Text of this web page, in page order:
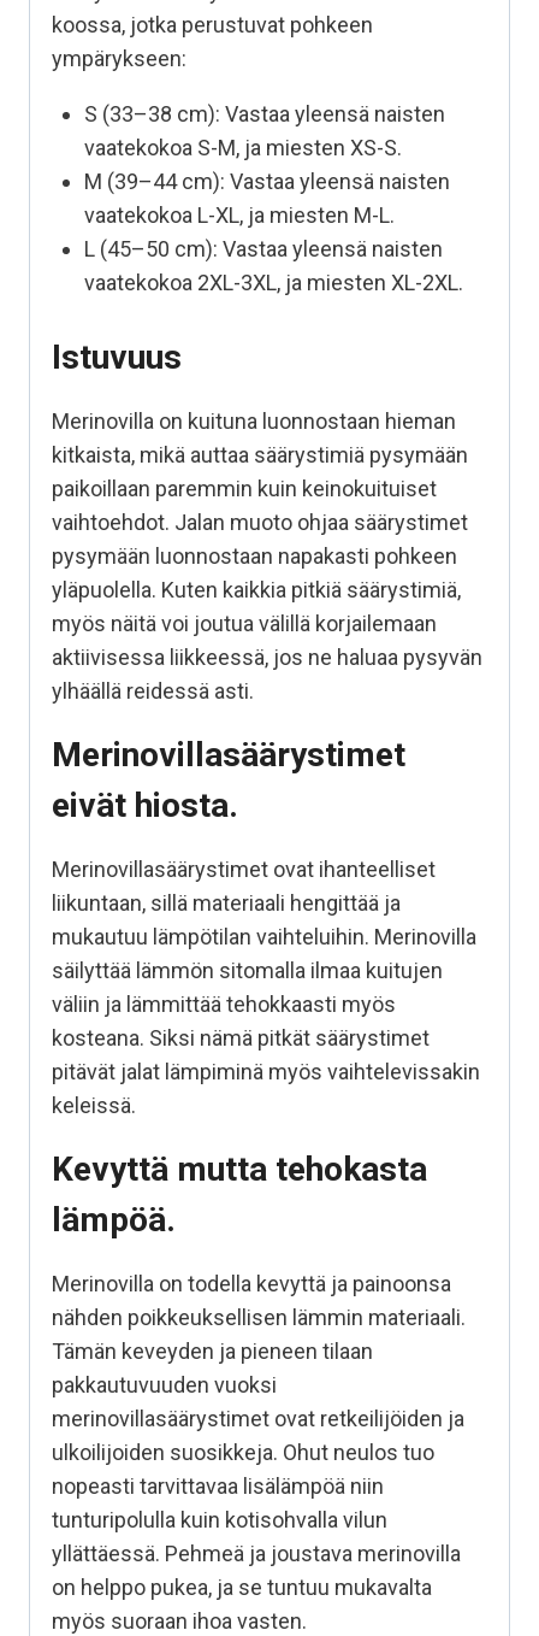
koossa, jotka perustuvat pohkeen
ympärykseen:
S (33–38 cm): Vastaa yleensä naisten
vaatekokoa S-M, ja miesten XS-S.
M (39–44 cm): Vastaa yleensä naisten
vaatekokoa L-XL, ja miesten M-L.
L (45–50 cm): Vastaa yleensä naisten
vaatekokoa 2XL-3XL, ja miesten XL-2XL.
Istuvuus
Merinovilla on kuituna luonnostaan hieman
kitkaista, mikä auttaa säärystimiä pysymään
paikoillaan paremmin kuin keinokuituiset
vaihtoehdot. Jalan muoto ohjaa säärystimet
pysymään luonnostaan napakasti pohkeen
yläpuolella. Kuten kaikkia pitkiä säärystimiä,
myös näitä voi joutua välillä korjailemaan
aktiivisessa liikkeessä, jos ne haluaa pysyvän
ylhäällä reidessä asti.
Merinovillasäärystimet
eivät hiosta.
Merinovillasäärystimet ovat ihanteelliset
liikuntaan, sillä materiaali hengittää ja
mukautuu lämpötilan vaihteluihin. Merinovilla
säilyttää lämmön sitomalla ilmaa kuitujen
väliin ja lämmittää tehokkaasti myös
kosteana. Siksi nämä pitkät säärystimet
pitävät jalat lämpiminä myös vaihtelevissakin
keleissä.
Kevyttä mutta tehokasta
lämpöä.
Merinovilla on todella kevyttä ja painoonsa
nähden poikkeuksellisen lämmin materiaali.
Tämän keveyden ja pieneen tilaan
pakkautuvuuden vuoksi
merinovillasäärystimet ovat retkeilijöiden ja
ulkoilijoiden suosikkeja. Ohut neulos tuo
nopeasti tarvittavaa lisälämpöä niin
tunturipolulla kuin kotisohvalla vilun
yllättäessä. Pehmeä ja joustava merinovilla
on helppo pukea, ja se tuntuu mukavalta
myös suoraan ihoa vasten.